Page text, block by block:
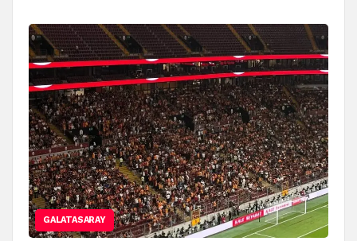
GALATASARAY